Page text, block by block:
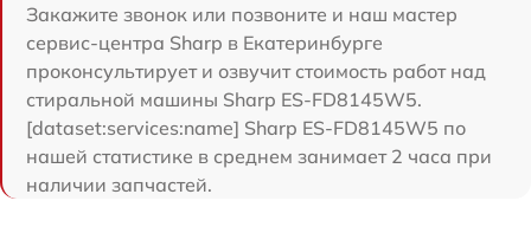
Закажите звонок или позвоните и наш мастер
сервис-центра Sharp в Екатеринбурге
проконсультирует и озвучит стоимость работ над
стиральной машины Sharp ES-FD8145W5.
[dataset:services:name] Sharp ES-FD8145W5 по
нашей статистике в среднем занимает 2 часа при
наличии запчастей.